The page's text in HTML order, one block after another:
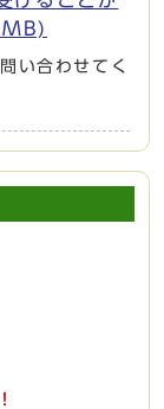
い合わせてく